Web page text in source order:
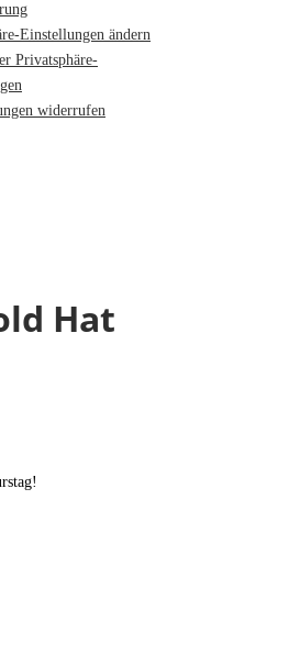
Einstellungen ändern
Privatsphäre-
widerrufen
Hat